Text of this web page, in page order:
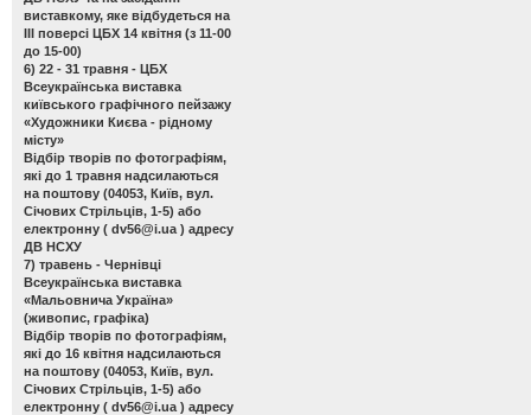
виставкому, яке відбудеться на
ІІІ поверсі ЦБХ 14 квітня (з 11-00
до 15-00)
6) 22 - 31 травня - ЦБХ
Всеукраїнська виставка
київського графічного пейзажу
«Художники Києва - рідному
місту»
Відбір творів по фотографіям,
які до 1 травня надсилаються
на поштову (04053, Київ, вул.
Січових Стрільців, 1-5) або
електронну ( dv56@i.ua ) адресу
ДВ НСХУ
7) травень - Чернівці
Всеукраїнська виставка
«Мальовнича Україна»
(живопис, графіка)
Відбір творів по фотографіям,
які до 16 квітня надсилаються
на поштову (04053, Київ, вул.
Січових Стрільців, 1-5) або
електронну ( dv56@i.ua ) адресу